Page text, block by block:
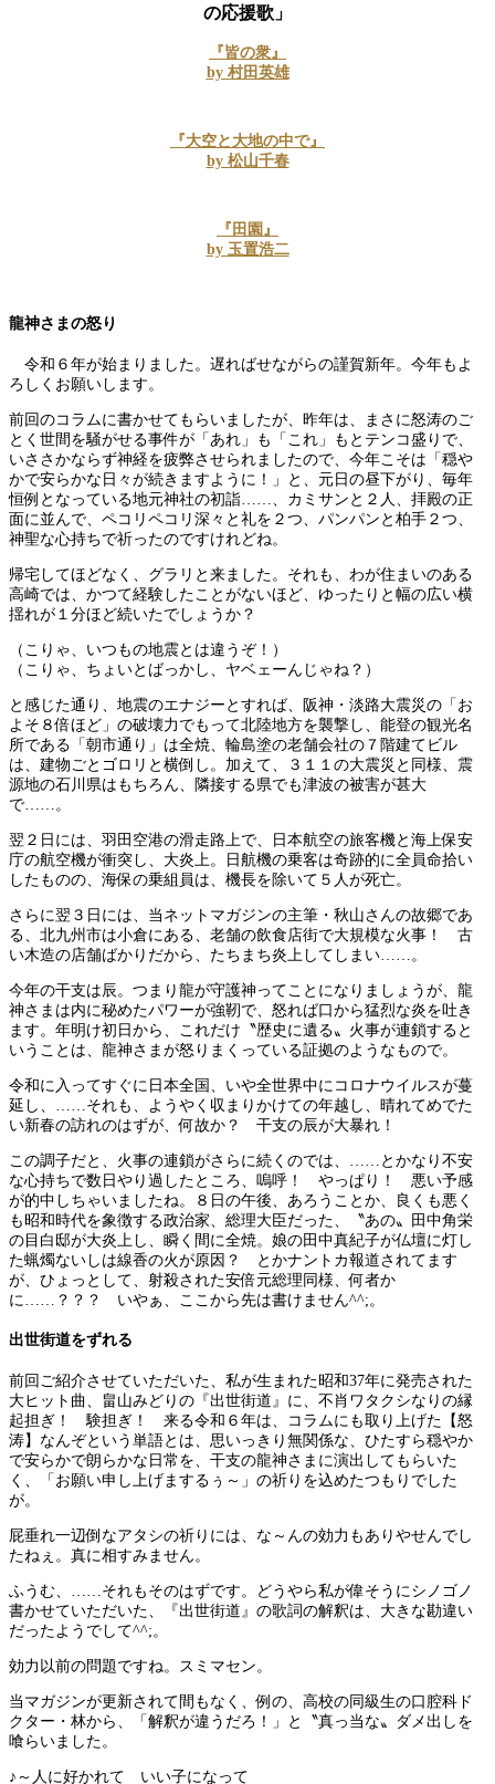
の応援歌」
『皆の衆』
by 村田英雄
『大空と大地の中で』
by 松山千春
『田園』
by 玉置浩二
龍神さまの怒り
令和６年が始まりました。遅ればせながらの謹賀新年。今年もよ
ろしくお願いします。
前回のコラムに書かせてもらいましたが、昨年は、まさに怒涛のご
とく世間を騒がせる事件が「あれ」も「これ」もとテンコ盛りで、
いささかならず神経を疲弊させられましたので、今年こそは「穏や
かで安らかな日々が続きますように！」と、元日の昼下がり、毎年
恒例となっている地元神社の初詣……、カミサンと２人、拝殿の正
面に並んで、ペコリペコリ深々と礼を２つ、パンパンと柏手２つ、
神聖な心持ちで祈ったのですけれどね。
帰宅してほどなく、グラリと来ました。それも、わが住まいのある
高崎では、かつて経験したことがないほど、ゆったりと幅の広い横
揺れが１分ほど続いたでしょうか？
（こりゃ、いつもの地震とは違うぞ！）
（こりゃ、ちょいとばっかし、ヤベェーんじゃね？）
と感じた通り、地震のエナジーとすれば、阪神・淡路大震災の「お
よそ８倍ほど」の破壊力でもって北陸地方を襲撃し、能登の観光名
所である「朝市通り」は全焼、輪島塗の老舗会社の７階建てビル
は、建物ごとゴロリと横倒し。加えて、３１１の大震災と同様、震
源地の石川県はもちろん、隣接する県でも津波の被害が甚大
で……。
翌２日には、羽田空港の滑走路上で、日本航空の旅客機と海上保安
庁の航空機が衝突し、大炎上。日航機の乗客は奇跡的に全員命拾い
したものの、海保の乗組員は、機長を除いて５人が死亡。
さらに翌３日には、当ネットマガジンの主筆・秋山さんの故郷であ
る、北九州市は小倉にある、老舗の飲食店街で大規模な火事！ 古
い木造の店舗ばかりだから、たちまち炎上してしまい……。
今年の干支は辰。つまり龍が守護神ってことになりましょうが、龍
神さまは内に秘めたパワーが強靭で、怒れば口から猛烈な炎を吐き
ます。年明け初日から、これだけ〝歴史に遺る〟火事が連鎖すると
いうことは、龍神さまが怒りまくっている証拠のようなもので。
令和に入ってすぐに日本全国、いや全世界中にコロナウイルスが蔓
延し、……それも、ようやく収まりかけての年越し、晴れてめでた
い新春の訪れのはずが、何故か？ 干支の辰が大暴れ！
この調子だと、火事の連鎖がさらに続くのでは、……とかなり不安
な心持ちで数日やり過したところ、嗚呼！ やっぱり！ 悪い予感
が的中しちゃいましたね。８日の午後、あろうことか、良くも悪く
も昭和時代を象徴する政治家、総理大臣だった、〝あの〟田中角栄
の目白邸が大炎上し、瞬く間に全焼。娘の田中真紀子が仏壇に灯し
た蝋燭ないしは線香の火が原因？ とかナントカ報道されてます
が、ひょっとして、射殺された安倍元総理同様、何者か
に……？？？ いやぁ、ここから先は書けません^^;。
出世街道をずれる
前回ご紹介させていただいた、私が生まれた昭和37年に発売された
大ヒット曲、畠山みどりの『出世街道』に、不肖ワタクシなりの縁
起担ぎ！ 験担ぎ！ 来る令和６年は、コラムにも取り上げた【怒
涛】なんぞという単語とは、思いっきり無関係な、ひたすら穏やか
で安らかで朗らかな日常を、干支の龍神さまに演出してもらいた
く、「お願い申し上げまするぅ～」の祈りを込めたつもりでした
が。
屁垂れ一辺倒なアタシの祈りには、な～んの効力もありやせんでし
たねぇ。真に相すみません。
ふうむ、……それもそのはずです。どうやら私が偉そうにシノゴノ
書かせていただいた、『出世街道』の歌詞の解釈は、大きな勘違い
だったようでして^^;。
効力以前の問題ですね。スミマセン。
当マガジンが更新されて間もなく、例の、高校の同級生の口腔科ド
クター・林から、「解釈が違うだろ！」と〝真っ当な〟ダメ出しを
喰らいました。
♪～人に好かれて いい子になって